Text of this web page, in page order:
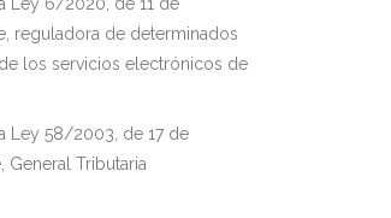
Ley 6/2020, de 11 de
reguladora de determinados
los servicios electrónicos de
Ley 58/2003, de 17 de
General Tributaria